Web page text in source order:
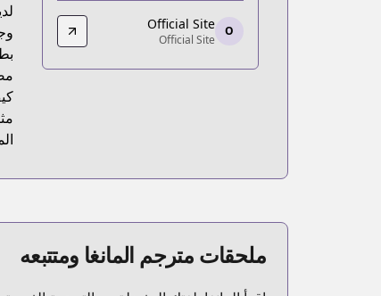
Official Site
earthstar.jp/detail/doratama/
O
Official Site
Official Site
ملحقات مترجم المانغا ومتتبعه